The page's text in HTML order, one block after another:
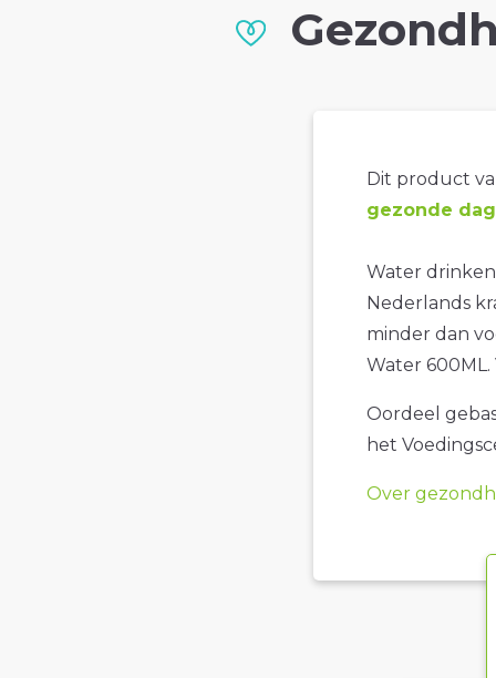
Dit product
gezonde
Water
Nederlands
minder dan
Water 600ML.
Oordeel
het
Over